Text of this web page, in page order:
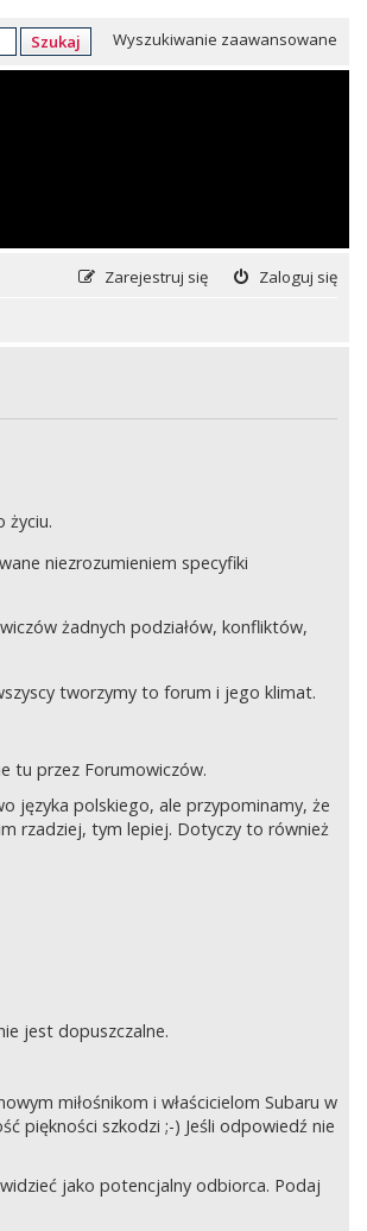
Szukaj Wyszukiwanie zaawansowane
Zaloguj się
Zarejestruj się
życiu.
niezrozumieniem specyfiki
żadnych podziałów, konfliktów,
tworzymy to forum i jego klimat.
tu przez Forumowiczów.
języka polskiego, ale przypominamy, że
rzadziej, tym lepiej. Dotyczy to również
jest dopuszczalne.
miłośnikom i właścicielom Subaru w
piękności szkodzi ;-) Jeśli odpowiedź nie
jako potencjalny odbiorca. Podaj